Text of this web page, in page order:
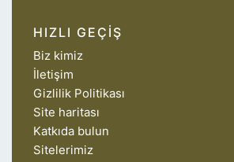
HIZLI GEÇIŞ
Biz kimiz
İletişim
Gizlilik Politikası
Site haritası
Katkıda bulun
Sitelerimiz